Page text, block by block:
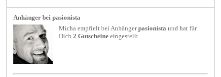
Anhänger bei pasionista
Micha empfielt beiAnhänger pasionista und hat für
Dich2 Gutscheine eingestellt.